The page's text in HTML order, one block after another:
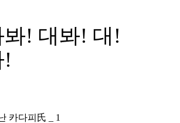
봐! 대봐! 대!
카다피氏 _ 1